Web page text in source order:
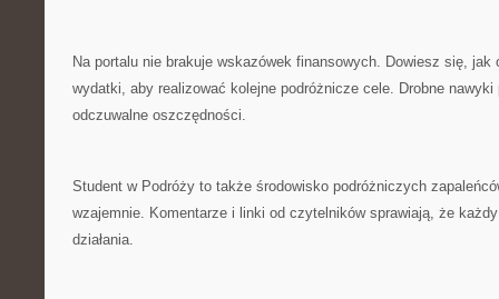
Na portalu nie brakuje wskazówek finansowych. Dowiesz się, jak
wydatki, aby realizować kolejne podróżnicze cele. Drobne
odczuwalne oszczędności.
Student w Podróży to także środowisko podróżniczych
wzajemnie. Komentarze i linki od czytelników sprawiają, że
działania.